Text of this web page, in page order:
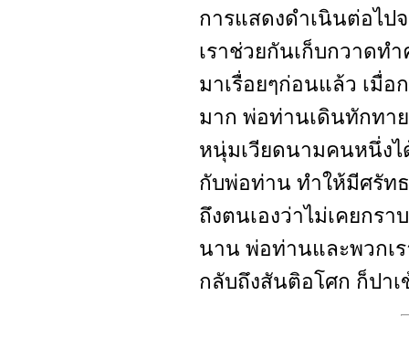
การแสดงดำเนินต่อไป
เราช่วยกันเก็บกวาดท
มาเรื่อยๆก่อนแล้ว เมื่อ
มาก พ่อท่านเดินทักทา
หนุ่มเวียดนามคนหนึ่งไ
กับพ่อท่าน ทำให้มีศรัท
ถึงตนเองว่าไม่เคยกร
นาน พ่อท่านและพวกเ
กลับถึงสันติอโศก ก็ปา